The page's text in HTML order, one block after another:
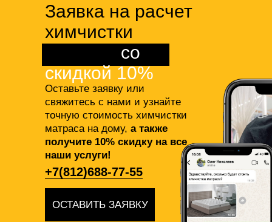
Оставьте заявку или
свяжитесь с нами и узнайте
точную стоимость химчистки
матраса на дому, а также
получите 10% скидку на все
наши услуги!
Заявка на расчет
химчистки
со
скидкой 10%
ОСТАВИТЬ ЗАЯВКУ
+7(812)688-77-55